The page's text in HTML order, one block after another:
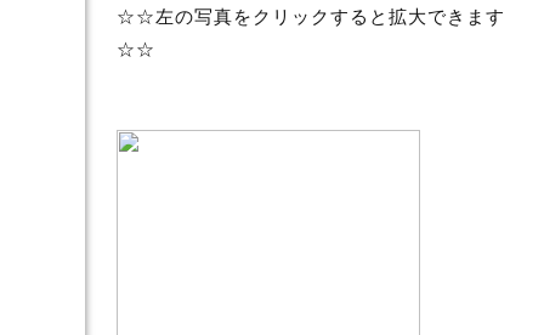
☆☆左の写真をクリックすると拡大できます
☆☆